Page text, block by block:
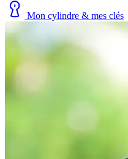
Mon cylindre & mes clés